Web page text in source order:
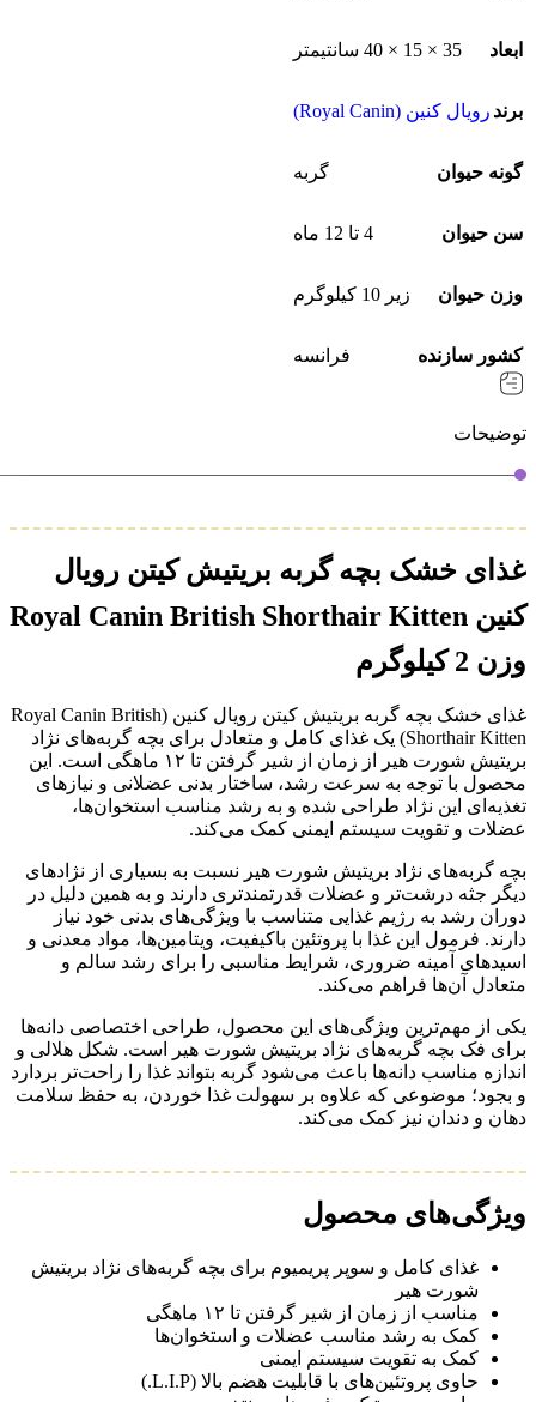
ابعاد 35 × 15 × 40 سانتیمتر
برند رویال کنین (Royal Canin)
گونه حیوان گربه
سن حیوان 4 تا 12 ماه
وزن حیوان زیر 10 کیلوگرم
کشور سازنده فرانسه
توضیحات
غذای خشک بچه گربه بریتیش کیتن رویال
کنین Royal Canin British Shorthair Kitten
وزن 2 کیلوگرم
غذای خشک بچه گربه بریتیش کیتن رویال کنین (Royal Canin British
Shorthair Kitten) یک غذای کامل و متعادل برای بچه گربه‌های نژاد
بریتیش شورت هیر از زمان از شیر گرفتن تا ۱۲ ماهگی است. این
محصول با توجه به سرعت رشد، ساختار بدنی عضلانی و نیازهای
تغذیه‌ای این نژاد طراحی شده و به رشد مناسب استخوان‌ها،
عضلات و تقویت سیستم ایمنی کمک می‌کند.
بچه گربه‌های نژاد بریتیش شورت هیر نسبت به بسیاری از نژادهای
دیگر جثه درشت‌تر و عضلات قدرتمندتری دارند و به همین دلیل در
دوران رشد به رژیم غذایی متناسب با ویژگی‌های بدنی خود نیاز
دارند. فرمول این غذا با پروتئین باکیفیت، ویتامین‌ها، مواد معدنی و
اسیدهای آمینه ضروری، شرایط مناسبی را برای رشد سالم و
متعادل آن‌ها فراهم می‌کند.
یکی از مهم‌ترین ویژگی‌های این محصول، طراحی اختصاصی دانه‌ها
برای فک بچه گربه‌های نژاد بریتیش شورت هیر است. شکل هلالی و
اندازه مناسب دانه‌ها باعث می‌شود گربه بتواند غذا را راحت‌تر بردارد
و بجود؛ موضوعی که علاوه بر سهولت غذا خوردن، به حفظ سلامت
دهان و دندان نیز کمک می‌کند.
ویژگی‌های محصول
غذای کامل و سوپر پریمیوم برای بچه گربه‌های نژاد بریتیش
شورت هیر
مناسب از زمان از شیر گرفتن تا ۱۲ ماهگی
کمک به رشد مناسب عضلات و استخوان‌ها
کمک به تقویت سیستم ایمنی
حاوی پروتئین‌های با قابلیت هضم بالا (L.I.P.)